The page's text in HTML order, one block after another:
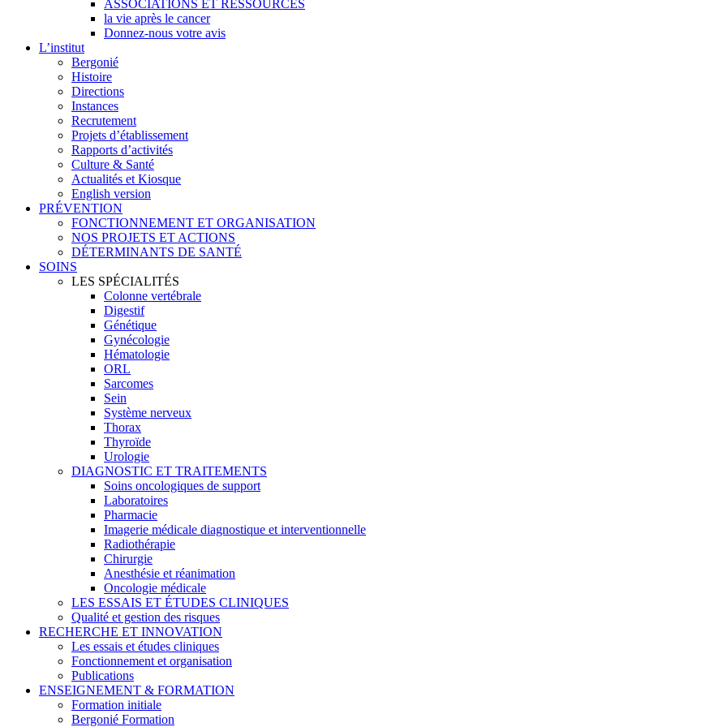
ASSOCIATIONS ET RESSOURCES
la vie après le cancer
Donnez-nous votre avis
L’institut
Bergonié
Histoire
Directions
Instances
Recrutement
Projets d’établissement
Rapports d’activités
Culture & Santé
Actualités et Kiosque
English version
PRÉVENTION
FONCTIONNEMENT ET ORGANISATION
NOS PROJETS ET ACTIONS
DÉTERMINANTS DE SANTÉ
SOINS
LES SPÉCIALITÉS
Colonne vertébrale
Digestif
Génétique
Gynécologie
Hématologie
ORL
Sarcomes
Sein
Système nerveux
Thorax
Thyroïde
Urologie
DIAGNOSTIC ET TRAITEMENTS
Soins oncologiques de support
Laboratoires
Pharmacie
Imagerie médicale diagnostique et interventionnelle
Radiothérapie
Chirurgie
Anesthésie et réanimation
Oncologie médicale
LES ESSAIS ET ÉTUDES CLINIQUES
Qualité et gestion des risques
RECHERCHE ET INNOVATION
Les essais et études cliniques
Fonctionnement et organisation
Publications
ENSEIGNEMENT & FORMATION
Formation initiale
Bergonié Formation